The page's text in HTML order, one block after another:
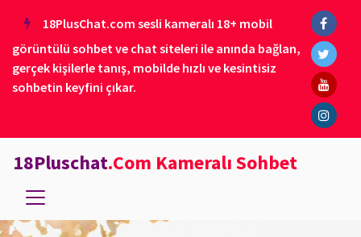
18PlusChat.com sesli kameralı 18+ mobil
görüntülü sohbet ve chat siteleri ile anında bağlan,
gerçek kişilerle tanış, mobilde hızlı ve kesintisiz
sohbetin keyfini çıkar.
18Pluschat.Com Kameralı Sohbet